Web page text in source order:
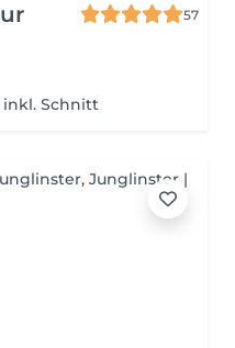
57
inkl. Schnitt